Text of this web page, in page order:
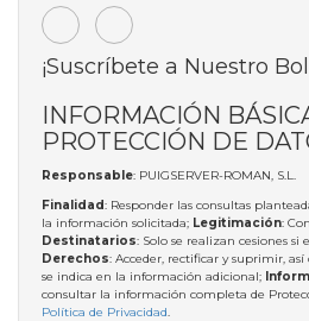
¡Suscríbete a Nuestro
INFORMACIÓN
PROTECCIÓN DE
Responsable: PUIGSERVER-ROMAN, S.L.
Finalidad: Responder las consultas
la información solicitada; Legitimación:
Destinatarios: Solo se realizan cesiones
Derechos: Acceder, rectificar y suprimir,
se indica en la información adicional;
consultar la información completa de
Política de Privacidad.